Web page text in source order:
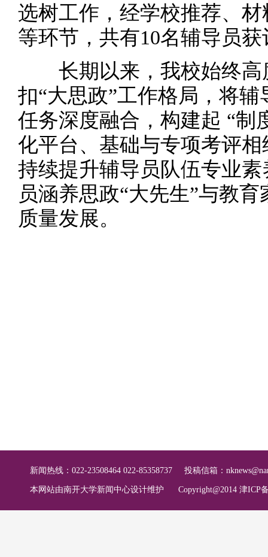
选树工作，经学校推荐、
等环节，共有10名辅导员
长期以来，我校始终高
扣“大思政”工作格局，将
任务深度融合，构建起 “制
化平台、基础与专项考评
持续提升辅导员队伍专业
员涵养思政“大先生”与教
质量发展。
新闻热线：022-23508464 022-85358737 投稿信箱：
本网站由南开大学新闻中心设计维护 Copyright@2014 津ICP